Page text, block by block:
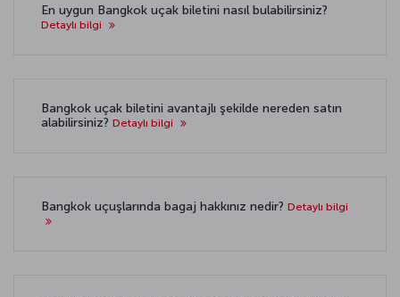
En uygun Bangkok uçak biletini nasıl bulabilirsiniz?
Detaylı bilgi
Bangkok uçak biletini avantajlı şekilde nereden satın
alabilirsiniz? Detaylı bilgi
Bangkok uçuşlarında bagaj hakkınız nedir? Detaylı bilgi